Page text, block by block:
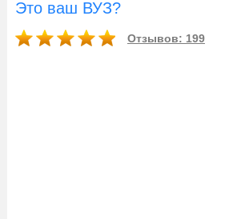
Это ваш ВУЗ?
Отзывов: 199